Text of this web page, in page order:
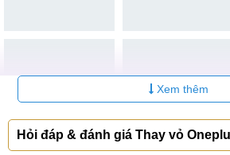
Mobilecity
nhưng chưa biết chọn địa chỉ
MobileCity. Với nhiều năm kinh
Xem thêm
Hỏi đáp & đánh giá Thay vỏ